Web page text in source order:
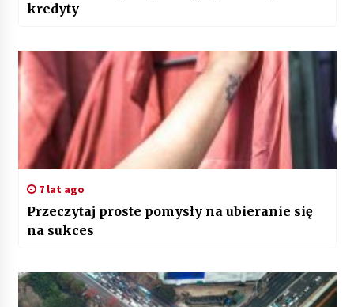
kredyty
7 lat ago
Przeczytaj proste pomysły na ubieranie się
na sukces